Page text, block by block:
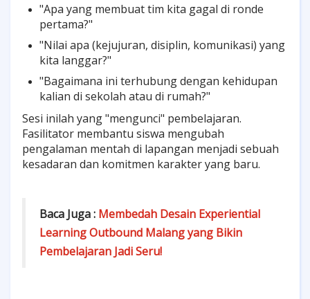
"Apa yang membuat tim kita gagal di ronde
pertama?"
"Nilai apa (kejujuran, disiplin, komunikasi) yang
kita langgar?"
"Bagaimana ini terhubung dengan kehidupan
kalian di sekolah atau di rumah?"
Sesi inilah yang "mengunci" pembelajaran.
Fasilitator membantu siswa mengubah
pengalaman mentah di lapangan menjadi sebuah
kesadaran dan komitmen karakter yang baru.
Baca Juga : Membedah Desain Experiential
Learning Outbound Malang yang Bikin
Pembelajaran Jadi Seru!